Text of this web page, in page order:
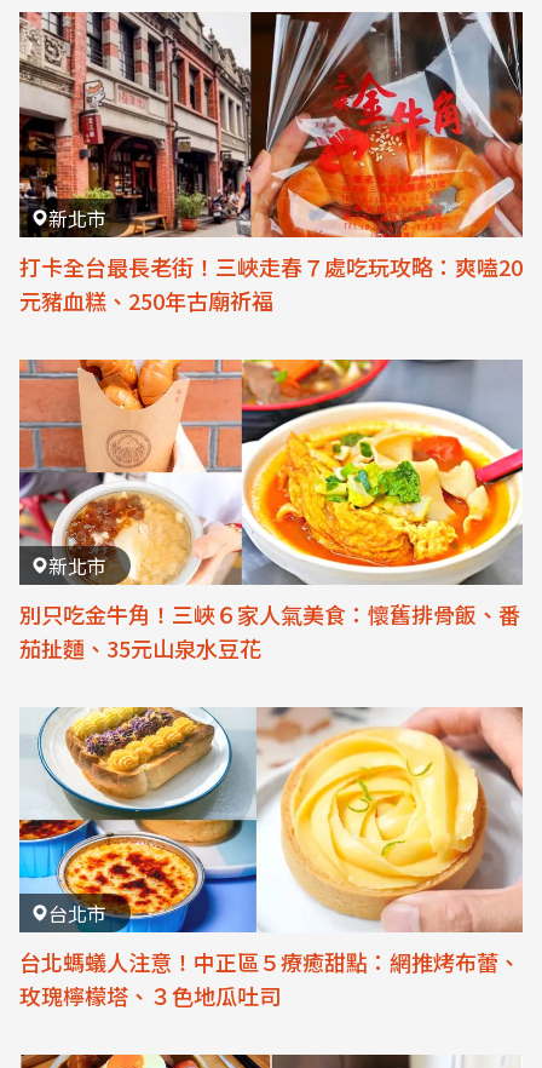
新北市
打卡全台最長老街！三峽走春７處吃玩攻略：爽嗑20
元豬血糕、250年古廟祈福
新北市
別只吃金牛角！三峽６家人氣美食：懷舊排骨飯、番
茄扯麵、35元山泉水豆花
台北市
台北螞蟻人注意！中正區５療癒甜點：網推烤布蕾、
玫瑰檸檬塔、３色地瓜吐司